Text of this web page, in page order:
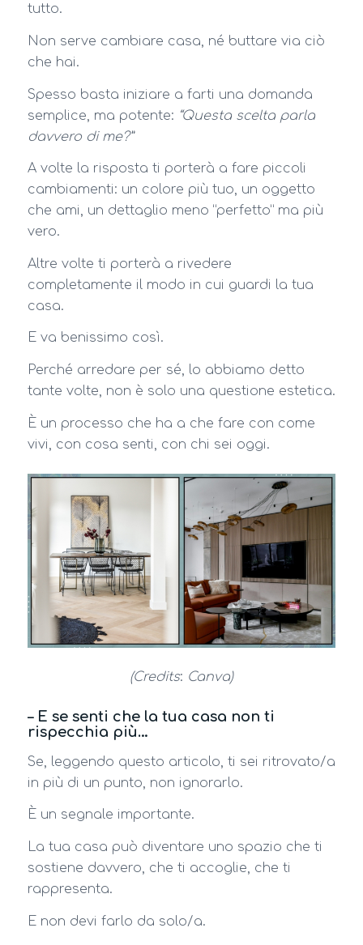
tutto.
Non serve cambiare casa, né buttare via ciò
che hai.
Spesso basta iniziare a farti una domanda
semplice, ma potente: “Questa scelta parla
davvero di me?”
A volte la risposta ti porterà a fare piccoli
cambiamenti: un colore più tuo, un oggetto
che ami, un dettaglio meno “perfetto” ma più
vero.
Altre volte ti porterà a rivedere
completamente il modo in cui guardi la tua
casa.
E va benissimo così.
Perché arredare per sé, lo abbiamo detto
tante volte, non è solo una questione estetica.
È un processo che ha a che fare con come
vivi, con cosa senti, con chi sei oggi.
(Credits: Canva)
– E se senti che la tua casa non ti
rispecchia più…
Se, leggendo questo articolo, ti sei ritrovato/a
in più di un punto, non ignorarlo.
È un segnale importante.
La tua casa può diventare uno spazio che ti
sostiene davvero, che ti accoglie, che ti
rappresenta.
E non devi farlo da solo/a.